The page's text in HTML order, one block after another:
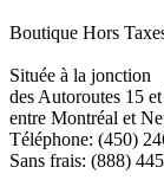
Boutique Hors
Située à la jonction
des Autoroutes 15
entre Montréal et
Téléphone: (450)
Sans frais: (888)